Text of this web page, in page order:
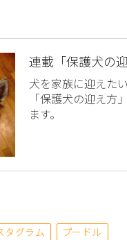
連載「保護犬の迎
犬を家族に迎えた
「保護犬の迎え方
ます。
タグラム プードル